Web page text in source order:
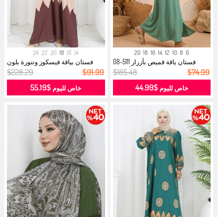
6
8
10
12
14
16
18
20
فستان ياقة قميص بأزرار 5111-08
أخضر...
$185.48 $74.99
خاص لليوم$44.99
14
16
18
20
22
24
فستان بياقة فيسكوز وتنورة بلون
مائي...
$228.29 $91.99
خاص لليوم $55.19